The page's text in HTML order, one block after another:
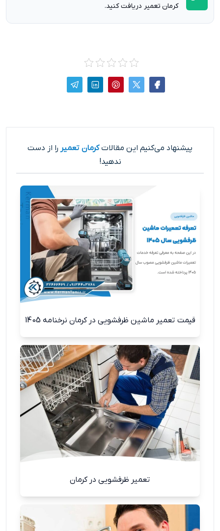
کرمان تعمیر دریافت کنید.
پیشنهاد می‌کنیم این مقالاتکرمان تعمیر را از دست
ندهید!
قیمت تعمیر ماشین ظرفشویی در کرمان نرخنامه 1405
تعمیر ظرفشویی در کرمان